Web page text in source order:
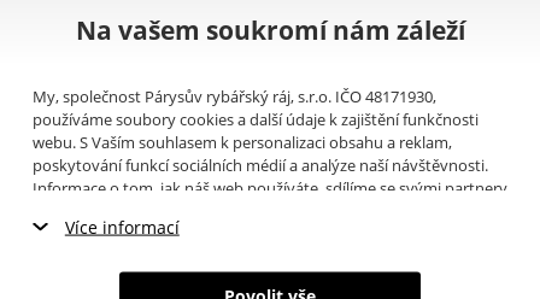
Na vašem soukromí nám záleží
My, společnost Párysův rybářský ráj, s.r.o. IČO 48171930,
používáme soubory cookies a další údaje k zajištění funkčnosti
webu. S Vaším souhlasem k personalizaci obsahu a reklam,
poskytování funkcí sociálních médií a analýze naší návštěvnosti.
Informace o tom, jak náš web používáte, sdílíme se svými partnery
můžete přečíst, jak tyto informace Google používá. Partneři tyto
poskytli nebo které získali v důsledku toho, že používáte jejich
Více informací
Nezbytné cookies